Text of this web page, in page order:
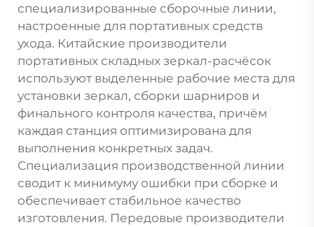
специализированные сборочные линии,
настроенные для портативных средств
ухода. Китайские производители
портативных складных зеркал-расчёсок
используют выделенные рабочие места для
установки зеркал, сборки шарниров и
финального контроля качества, причём
каждая станция оптимизирована для
выполнения конкретных задач.
Специализация производственной линии
сводит к минимуму ошибки при сборке и
обеспечивает стабильное качество
изготовления. Передовые производители